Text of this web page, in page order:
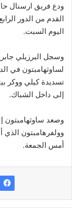
ودع فريق ارسنال
اليوم السبت.
وسجل البرزيلي
تسديدة كيلي ووكر
إلى داخل الشباك.
وصعد ساوثهامبتون
وولفرهامبتون
أمس الجمعة.